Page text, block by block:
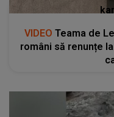
VIDEO Teama de
români să renunțe